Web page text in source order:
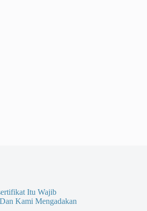
Itu Wajib
Kami Mengadakan